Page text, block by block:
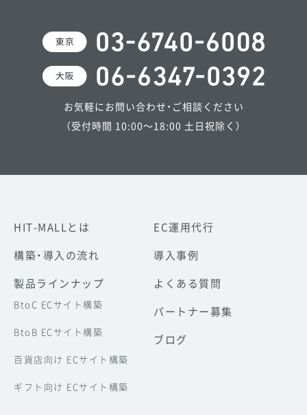
お気軽にお問い合わせ・ご相談ください
（受付時間 10:00～18:00 土日祝除く）
HIT-MALLとは
構築・導入の流れ
製品ラインナップ
BtoC ECサイト構築
BtoB ECサイト構築
百貨店向け ECサイト構築
ギフト向け ECサイト構築
EC運用代行
導入事例
よくある質問
パートナー募集
ブログ